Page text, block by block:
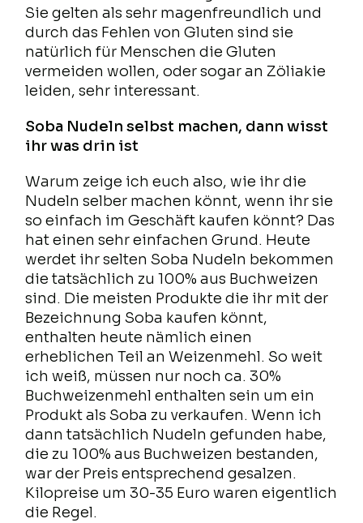
Sie gelten als sehr magenfreundlich und
durch das Fehlen von Gluten sind sie
natürlich für Menschen die Gluten
vermeiden wollen, oder sogar an Zöliakie
leiden, sehr interessant.
Soba Nudeln selbst machen, dann wisst
ihr was drin ist
Warum zeige ich euch also, wie ihr die
Nudeln selber machen könnt, wenn ihr sie
so einfach im Geschäft kaufen könnt? Das
hat einen sehr einfachen Grund. Heute
werdet ihr selten Soba Nudeln bekommen
die tatsächlich zu 100% aus Buchweizen
sind. Die meisten Produkte die ihr mit der
Bezeichnung Soba kaufen könnt,
enthalten heute nämlich einen
erheblichen Teil an Weizenmehl. So weit
ich weiß, müssen nur noch ca. 30%
Buchweizenmehl enthalten sein um ein
Produkt als Soba zu verkaufen. Wenn ich
dann tatsächlich Nudeln gefunden habe,
die zu 100% aus Buchweizen bestanden,
war der Preis entsprechend gesalzen.
Kilopreise um 30-35 Euro waren eigentlich
die Regel.